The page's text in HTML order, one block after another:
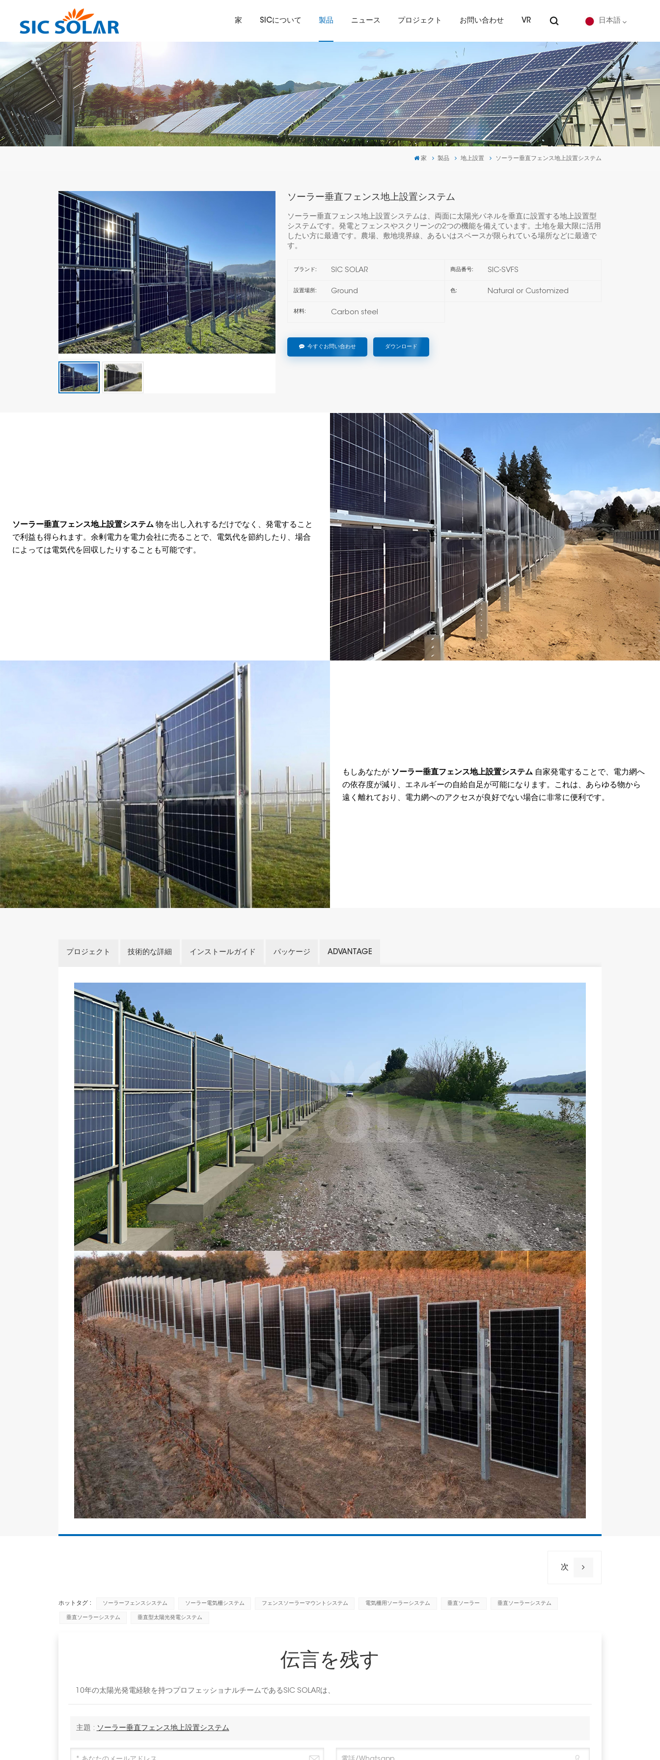
家 SICについて 製品 ニュース プロジェクト お問い合わせ VR 日本語
English
Deutsch
español
português
家 製品 地上設置 ソーラー垂直フェンス地上設置システム
ソーラー垂直フェンス地上設置システム
ソーラー垂直フェンス地上設置システムは、両面に太陽光パネルを垂直に設置する地上設置型
システムです。発電とフェンスやスクリーンの2つの機能を備えています。土地を最大限に活用
したい方に最適です。農場、敷地境界線、あるいはスペースが限られている場所などに最適で
す。
ブランド: SIC SOLAR 商品番号: SIC-SVFS
設置場所: Ground 色: Natural or Customized
材料: Carbon steel
今すぐお問い合わせ ダウンロード
ソーラー垂直フェンス地上設置システム物を出し入れするだけでなく、発電すること
で利益も得られます。余剰電力を電力会社に売ることで、電気代を節約したり、場合
によっては電気代を回収したりすることも可能です。
もしあなたが ソーラー垂直フェンス地上設置システム 自家発電することで、電力網へ
の依存度が減り、エネルギーの自給自足が可能になります。これは、あらゆる物から
遠く離れており、電力網へのアクセスが良好でない場合に非常に便利です。
プロジェクト 技術的な詳細 インストールガイド パッケージ ADVANTAGE
次
ホットタグ : ソーラーフェンスシステム ソーラー電気柵システム フェンスソーラーマウントシステム 電気柵用ソーラーシステム 垂直ソーラー 垂直ソーラーシステム
垂直ソーラーシステム 垂直型太陽光発電システム
伝言を残す
10年の太陽光発電経験を持つプロフェッショナルチームであるSIC SOLARは、
主題 : ソーラー垂直フェンス地上設置システム